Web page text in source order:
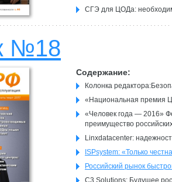
СГЭ для ЦОДа:
№18
Содержание:
Колонка
«Национальная премия
«Человек года — 2016»
преимущество
Linxdatacenter:
ISPsystem: «Только
Российский рынок
C3 Solutions: Будущее